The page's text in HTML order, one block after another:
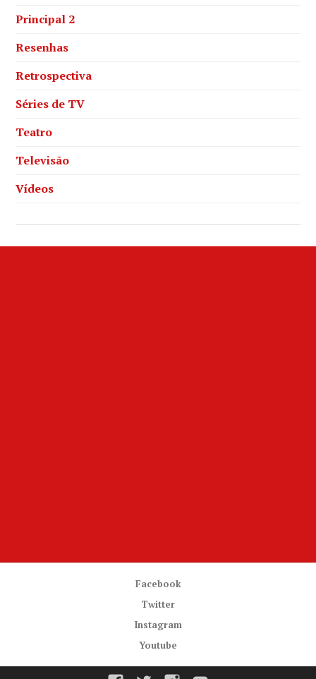
Principal 2
Resenhas
Retrospectiva
Séries de TV
Teatro
Televisão
Vídeos
Facebook
Twitter
Instagram
Youtube